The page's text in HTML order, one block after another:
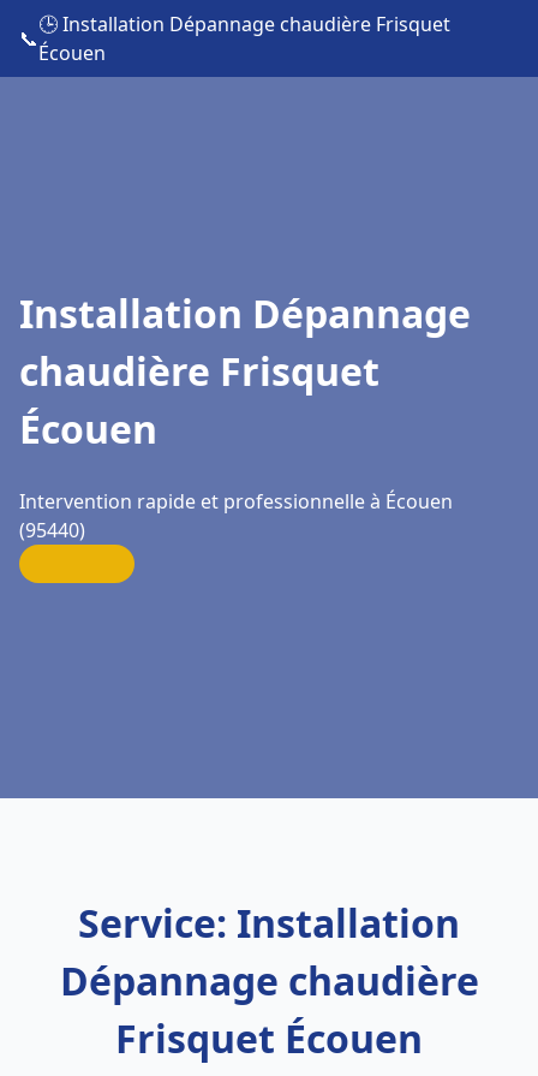
📞
🕒 Installation Dépannage chaudière Frisquet
Écouen
Installation Dépannage
chaudière Frisquet
Écouen
Intervention rapide et professionnelle à Écouen
(95440)
Service: Installation
Dépannage chaudière
Frisquet Écouen